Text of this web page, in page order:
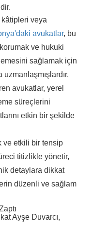
veya
avukatlar, bu
ve hukuki
sağlamak için
avukatlar, yerel
süreçlerini
etkin bir şekilde
ve etkili bir tensip
titizlikle yönetir,
detaylara dikkat
düzenli ve sağlam
Ayşe Duvarcı,